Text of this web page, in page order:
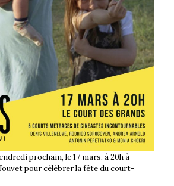
prochain, le 17 mars, à 20h à
pour célébrer la fête du court-